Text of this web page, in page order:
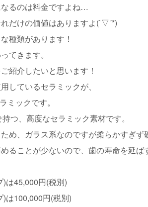
るのは料金ですよね…
だけの価値はありますよ(`▽´*)
種類があります！
てきます。
紹介したいと思います！
しているセラミックが、
ミックです。
つ、高度なセラミック素材です。
め、ガラス系なのですが柔らかすぎず
ることが少ないので、歯の寿命を延ば
)は45,000円(税別)
)は100,000円(税別)